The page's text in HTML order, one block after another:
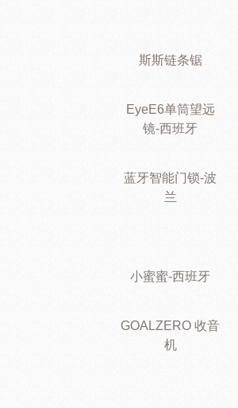
斯斯链条锯
EyeE6单筒望远
镜-西班牙
蓝牙智能门锁-波
兰
小蜜蜜-西班牙
GOALZERO 收音
机